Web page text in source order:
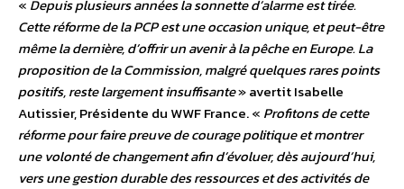
« Depuis plusieurs années la sonnette d’alarme est tirée.
Cette réforme de la PCP est une occasion unique, et peut-être
même la dernière, d’offrir un avenir à la pêche en Europe. La
proposition de la Commission, malgré quelques rares points
positifs, reste largement insuffisante» avertit Isabelle
Autissier, Présidente du WWF France. « Profitons de cette
réforme pour faire preuve de courage politique et montrer
une volonté de changement afin d’évoluer, dès aujourd’hui,
vers une gestion durable des ressources et des activités de